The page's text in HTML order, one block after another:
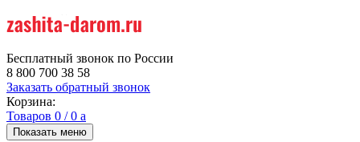
Бесплатный звонок по России
8 800 700 38 58
Заказать обратный звонок
Корзина:
Товаров 0 /0 a
Показать меню